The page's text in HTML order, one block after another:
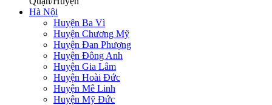
Hà Nội
Huyện Ba Vì
Huyện Chương Mỹ
Huyện Đan Phượng
Huyện Đông Anh
Huyện Gia Lâm
Huyện Hoài Đức
Huyện Mê Linh
Huyện Mỹ Đức